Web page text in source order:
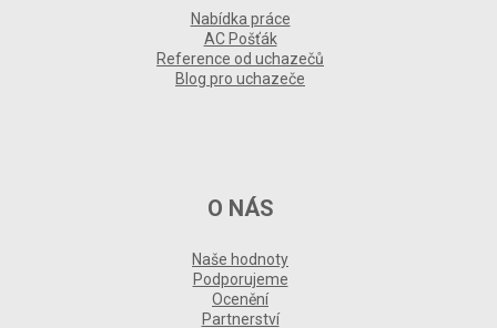
Nabídka práce
AC Pošťák
Reference od uchazečů
Blog pro uchazeče
O NÁS
Naše hodnoty
Podporujeme
Ocenění
Partnerství